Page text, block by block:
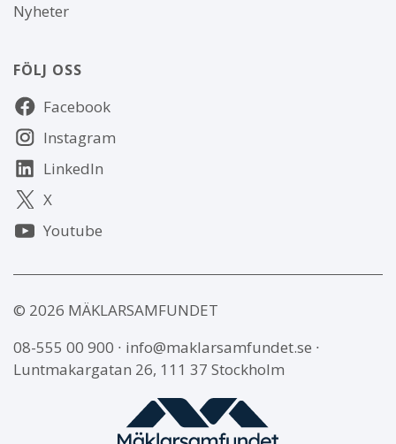
Nyheter
FÖLJ OSS
Följ
oss Facebook
Instagram
LinkedIn
X
Youtube
© 2026 MÄKLARSAMFUNDET
08-555 00 900 ∙ info@maklarsamfundet.se ∙
Luntmakargatan 26, 111 37 Stockholm